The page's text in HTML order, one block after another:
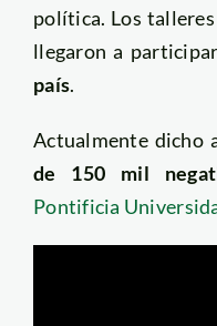
política. Los
llegaron a participar
país.
Actualmente dicho
de 150 mil
Pontificia